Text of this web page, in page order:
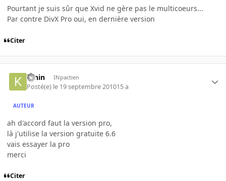
Pourtant je suis sûr que Xvid ne gère pas le multicoeurs...
Par contre DivX Pro oui, en dernière version
Citer
K-nin INpactien
Posté(e) le 19 septembre 201015 a
AUTEUR
ah d'accord faut la version pro,
là j'utilise la version gratuite 6.6
vais essayer la pro
merci
Citer